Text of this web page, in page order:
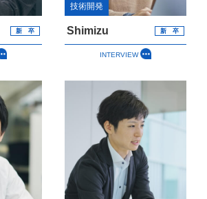
新 卒
技術開発
Shimizu 新 卒
INTERVIEW